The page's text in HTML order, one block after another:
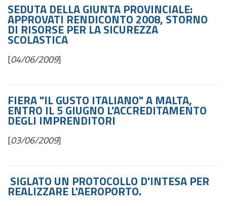
SEDUTA DELLA GIUNTA PROVINCIALE:
APPROVATI RENDICONTO 2008, STORNO
DI RISORSE PER LA SICUREZZA
SCOLASTICA
[04/06/2009]
FIERA "IL GUSTO ITALIANO" A MALTA,
ENTRO IL 5 GIUGNO L'ACCREDITAMENTO
DEGLI IMPRENDITORI
[03/06/2009]
SIGLATO UN PROTOCOLLO D'INTESA PER
REALIZZARE L'AEROPORTO.